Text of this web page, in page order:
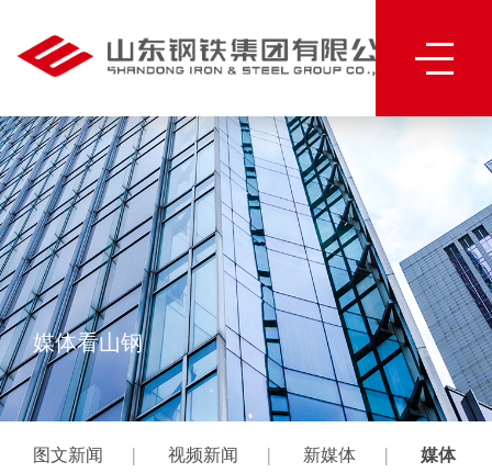
媒体看山钢
图文新闻 | 视频新闻 | 新媒体 | 媒体